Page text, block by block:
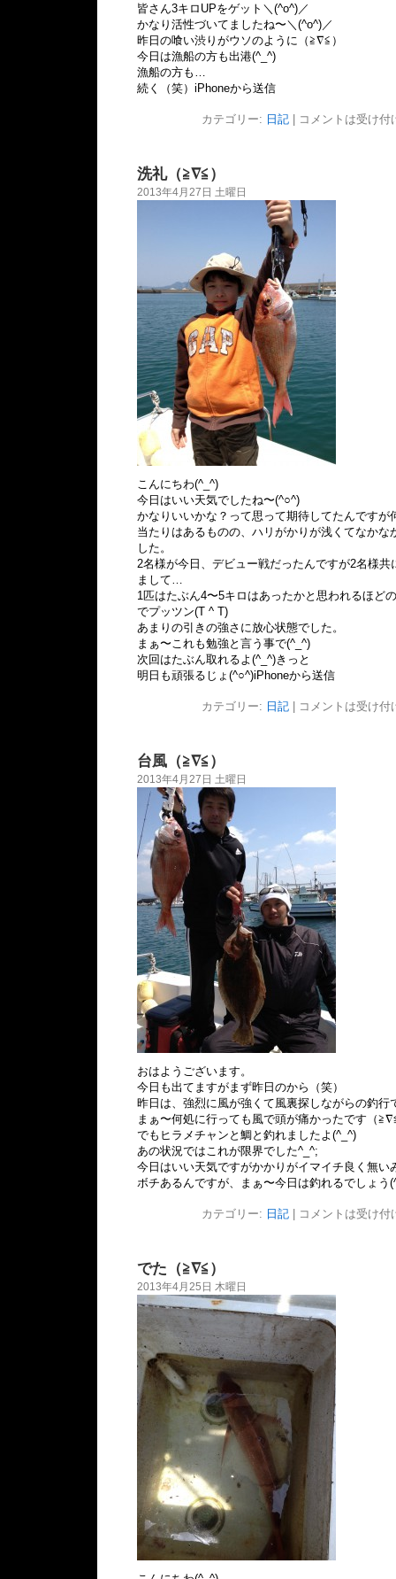
皆さん3キロUPをゲット＼(^o^)／
かなり活性づいてましたね〜＼(^o^)／
昨日の喰い渋りがウソのように（≧∇≦）
今日は漁船の方も出港(^_^)
漁船の方も…
続く（笑）iPhoneから送信
カテゴリー: 日記| コメントは受け付
洗礼（≧∇≦）
2013年4月27日 土曜日
こんにちわ(^_^)
今日はいい天気でしたね〜(^○^)
かなりいいかな？って思って期待してたんですが
当たりはあるものの、ハリがかりが浅くてなかな
した。
2名様が今日、デビュー戦だったんですが2名様
まして…
1匹はたぶん4〜5キロはあったかと思われるほど
でプッツン(T ^ T)
あまりの引きの強さに放心状態でした。
まぁ〜これも勉強と言う事で(^_^)
次回はたぶん取れるよ(^_^)きっと
明日も頑張るじょ(^○^)iPhoneから送信
カテゴリー: 日記| コメントは受け付
台風（≧∇≦）
2013年4月27日 土曜日
おはようございます。
今日も出てますがまず昨日のから（笑）
昨日は、強烈に風が強くて風裏探しながらの釣行
まぁ〜何処に行っても風で頭が痛かったです（
でもヒラメチャンと鯛と釣れましたよ(^_^)
あの状況ではこれが限界でした^_^;
今日はいい天気ですがかかりがイマイチ良く無い
ボチあるんですが、まぁ〜今日は釣れるでしょう
カテゴリー: 日記| コメントは受け付
でた（≧∇≦）
2013年4月25日 木曜日